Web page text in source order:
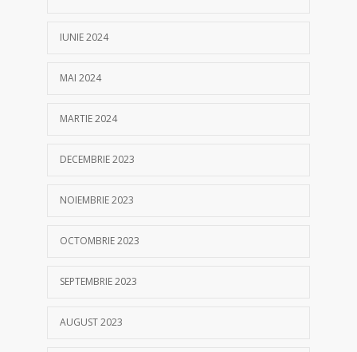
IUNIE 2024
MAI 2024
MARTIE 2024
DECEMBRIE 2023
NOIEMBRIE 2023
OCTOMBRIE 2023
SEPTEMBRIE 2023
AUGUST 2023